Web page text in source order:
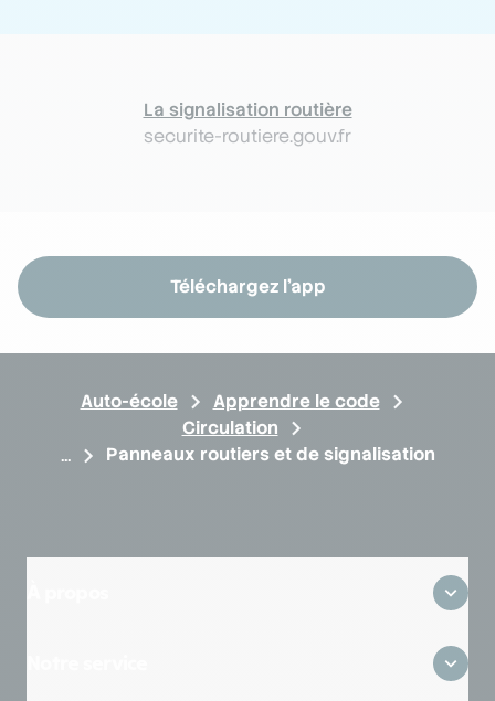
La signalisation routière
securite-routiere.gouv.fr
Téléchargez l'app
Auto-école
Apprendre le code
Circulation
Panneaux routiers et de signalisation